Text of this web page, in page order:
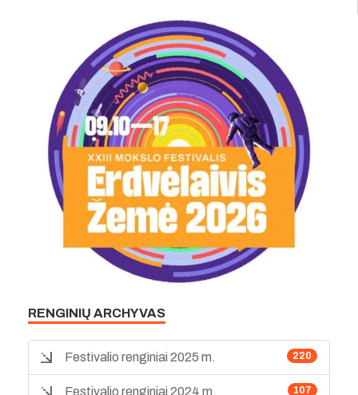
RENGINIŲ ARCHYVAS
220
Festivalio renginiai 2025 m.
107
Festivalio renginiai 2024 m.